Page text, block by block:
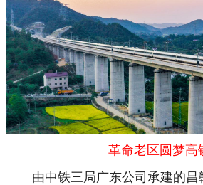
革命老区圆梦高
由中铁三局广东公司承建的昌